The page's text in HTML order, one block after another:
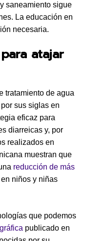
saneamiento sigue
La educación en
necesaria.
atajar
tratamiento de agua
sus siglas en
eficaz para
diarreicas y, por
realizados en
muestran que
reducción de más
en niños y niñas
que podemos
publicado en